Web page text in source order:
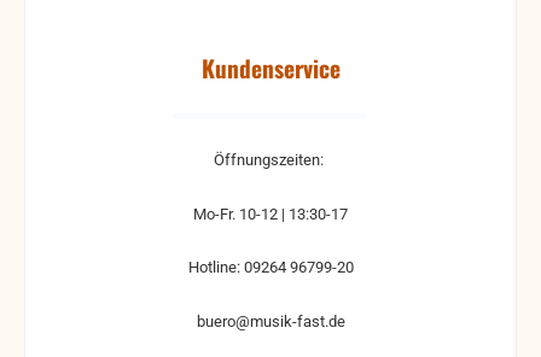
Kundenservice
Öffnungszeiten:
Mo-Fr. 10-12 | 13:30-17
Hotline: 09264 96799-20
buero@musik-fast.de